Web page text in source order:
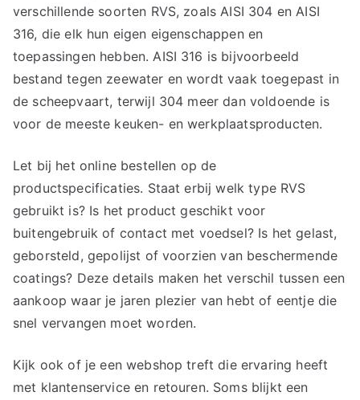
verschillende soorten RVS, zoals AISI 304 en AISI
316, die elk hun eigen eigenschappen en
toepassingen hebben. AISI 316 is bijvoorbeeld
bestand tegen zeewater en wordt vaak toegepast in
de scheepvaart, terwijl 304 meer dan voldoende is
voor de meeste keuken- en werkplaatsproducten.
Let bij het online bestellen op de
productspecificaties. Staat erbij welk type RVS
gebruikt is? Is het product geschikt voor
buitengebruik of contact met voedsel? Is het gelast,
geborsteld, gepolijst of voorzien van beschermende
coatings? Deze details maken het verschil tussen een
aankoop waar je jaren plezier van hebt of eentje die
snel vervangen moet worden.
Kijk ook of je een webshop treft die ervaring heeft
met klantenservice en retouren. Soms blijkt een